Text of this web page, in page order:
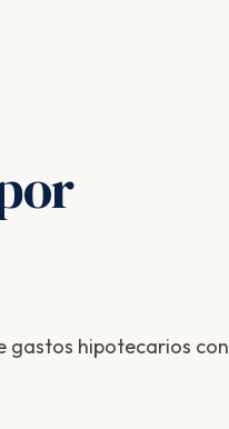
gastos hipotecarios con